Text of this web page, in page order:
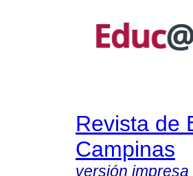
Revista de
Campinas
versión impresa